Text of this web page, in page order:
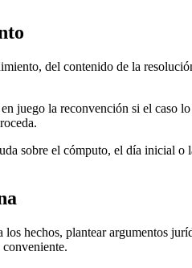
del contenido de la
juego la reconvención si el caso
sobre el cómputo, el día inicial
los hechos, plantear argumentos